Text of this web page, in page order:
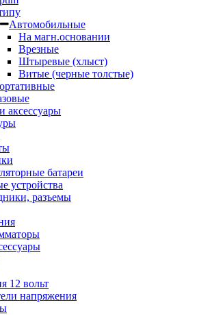
Автомобильные
На магн.основании
Врезные
Штыревые (хлыст)
Витые (черные толстые)
аксессуары
батареи
устройства
разъемы
12 вольт
напряжения